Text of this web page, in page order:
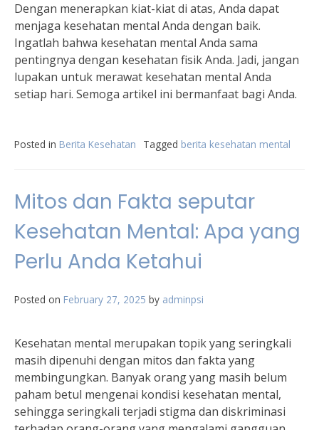
Dengan menerapkan kiat-kiat di atas, Anda dapat
menjaga kesehatan mental Anda dengan baik.
Ingatlah bahwa kesehatan mental Anda sama
pentingnya dengan kesehatan fisik Anda. Jadi, jangan
lupakan untuk merawat kesehatan mental Anda
setiap hari. Semoga artikel ini bermanfaat bagi Anda.
Posted in Berita Kesehatan Tagged berita kesehatan mental
Mitos dan Fakta seputar
Kesehatan Mental: Apa yang
Perlu Anda Ketahui
Posted on February 27, 2025 by adminpsi
Kesehatan mental merupakan topik yang seringkali
masih dipenuhi dengan mitos dan fakta yang
membingungkan. Banyak orang yang masih belum
paham betul mengenai kondisi kesehatan mental,
sehingga seringkali terjadi stigma dan diskriminasi